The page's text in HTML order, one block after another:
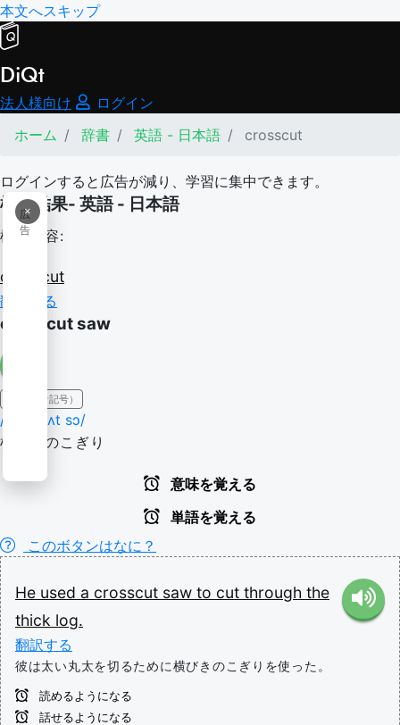
本文へスキップ
DiQt
法人様向け
ログイン
ホーム
辞書 英語 - 日本語 crosscut
ログインすると広告が減り、学習に集中できます。
×
広
告
検索結果- 英語 - 日本語
検索内容:
crosscut
翻訳する
crosscut saw
IPA（発音記号）
/ˈkrɔsˌkʌt sɔ/
横びきのこぎり
意味を覚える
単語を覚える
このボタンはなに？
He used a crosscut saw to cut through the
thick log.
翻訳する
彼は太い丸太を切るために横びきのこぎりを使った。
読めるようになる
話せるようになる